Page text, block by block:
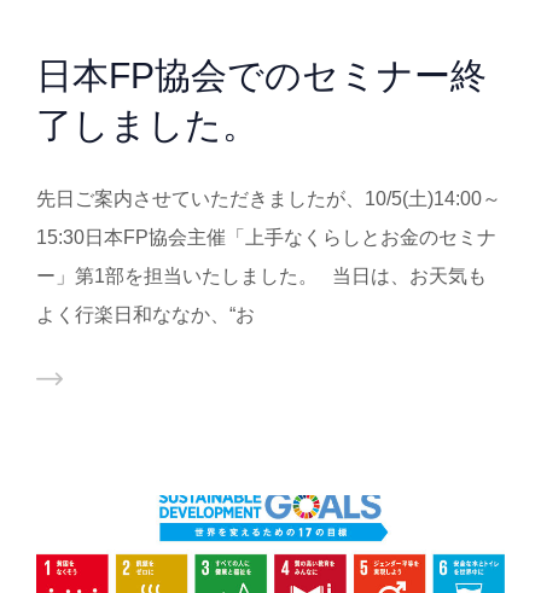
日本FP協会でのセミナー終
了しました。
先日ご案内させていただきましたが、10/5(土)14:00～
15:30日本FP協会主催「上手なくらしとお金のセミナ
ー」第1部を担当いたしました。 当日は、お天気も
よく行楽日和ななか、“お